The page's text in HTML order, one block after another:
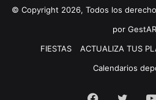
© Copyright 2026, Todos los
por
FIESTAS
ACTUALIZA TUS
Calendarios